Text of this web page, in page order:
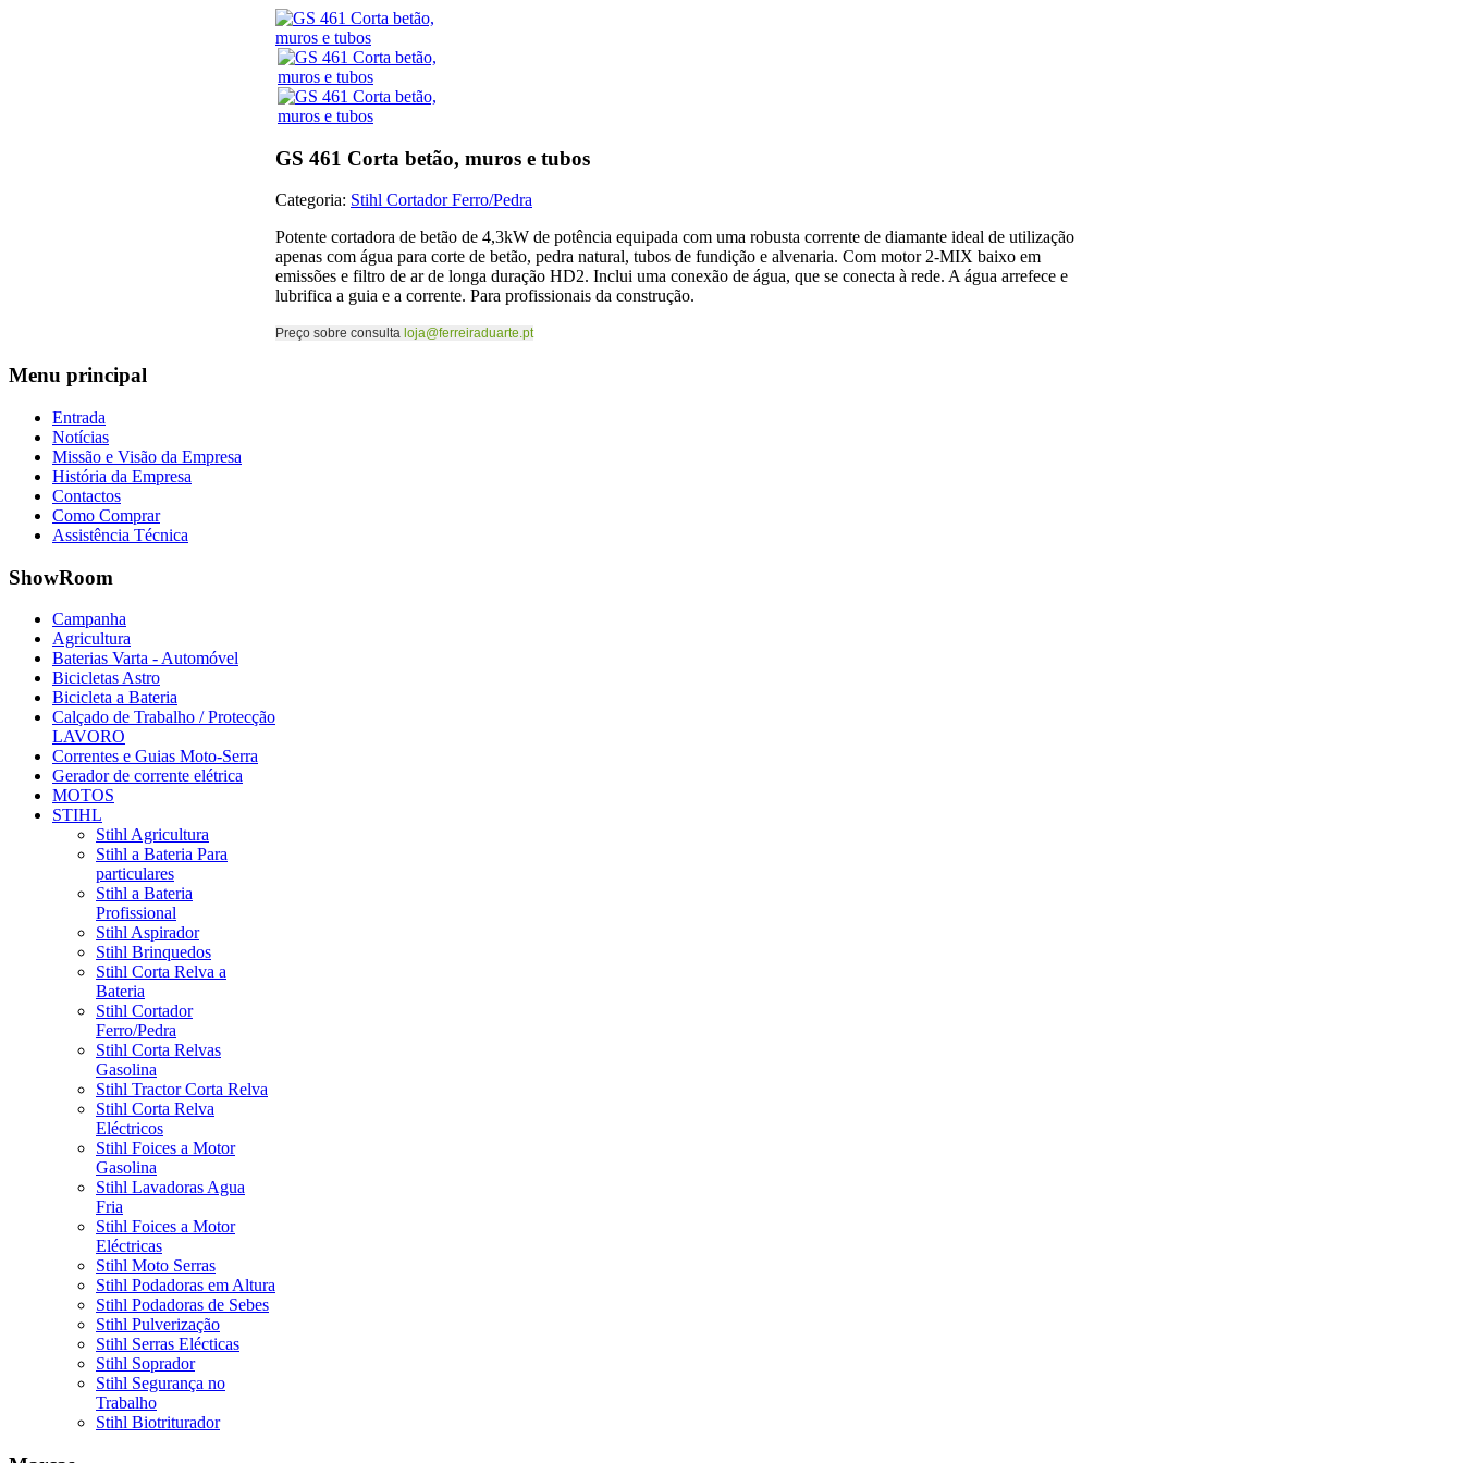
GS 461 Corta betão, muros e tubos
Categoria: Stihl Cortador Ferro/Pedra
Potente cortadora de betão de 4,3kW de potência equipada com uma robusta corrente de diamante ideal de utilização
apenas com água para corte de betão, pedra natural, tubos de fundição e alvenaria. Com motor 2-MIX baixo em
emissões e filtro de ar de longa duração HD2. Inclui uma conexão de água, que se conecta à rede. A água arrefece e
lubrifica a guia e a corrente. Para profissionais da construção.
Preço sobre consulta loja@ferreiraduarte.pt
Menu principal
Entrada
Notícias
Missão e Visão da Empresa
História da Empresa
Contactos
Como Comprar
Assistência Técnica
ShowRoom
Campanha
Agricultura
Baterias Varta - Automóvel
Bicicletas Astro
Bicicleta a Bateria
Calçado de Trabalho / Protecção
LAVORO
Correntes e Guias Moto-Serra
Gerador de corrente elétrica
MOTOS
STIHL
Stihl Agricultura
Stihl a Bateria Para
particulares
Stihl a Bateria
Profissional
Stihl Aspirador
Stihl Brinquedos
Stihl Corta Relva a
Bateria
Stihl Cortador
Ferro/Pedra
Stihl Corta Relvas
Gasolina
Stihl Tractor Corta Relva
Stihl Corta Relva
Eléctricos
Stihl Foices a Motor
Gasolina
Stihl Lavadoras Agua
Fria
Stihl Foices a Motor
Eléctricas
Stihl Moto Serras
Stihl Podadoras em Altura
Stihl Podadoras de Sebes
Stihl Pulverização
Stihl Serras Elécticas
Stihl Soprador
Stihl Segurança no
Trabalho
Stihl Biotriturador